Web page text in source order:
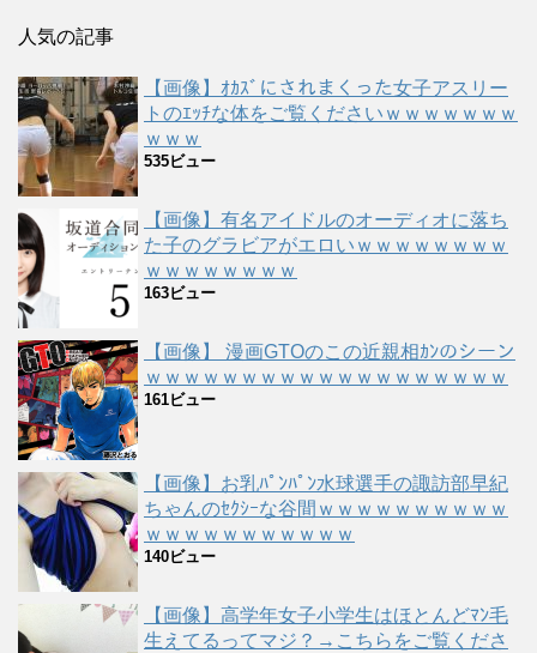
人気の記事
【画像】ｵｶｽﾞにされまくった女子アスリー
トのｴｯﾁな体をご覧くださいｗｗｗｗｗｗｗ
ｗｗｗ
535ビュー
【画像】有名アイドルのオーディオに落ち
た子のグラビアがエロいｗｗｗｗｗｗｗｗ
ｗｗｗｗｗｗｗｗ
163ビュー
【画像】 漫画GTOのこの近親相ｶﾝのシーン
ｗｗｗｗｗｗｗｗｗｗｗｗｗｗｗｗｗｗｗ
161ビュー
【画像】お乳ﾊﾟﾝﾊﾟﾝ水球選手の諏訪部早紀
ちゃんのｾｸｼｰな谷間ｗｗｗｗｗｗｗｗｗｗ
ｗｗｗｗｗｗｗｗｗｗｗ
140ビュー
【画像】高学年女子小学生はほとんどﾏﾝ毛
生えてるってマジ？→こちらをご覧くださ